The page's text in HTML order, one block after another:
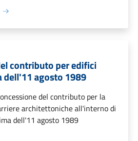
contributo per edifici
agosto 1989
del contributo per la
architettoniche all'interno di
dell'11 agosto 1989